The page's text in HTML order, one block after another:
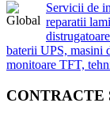
Servicii de
reparatii
baterii UPS, masini
monitoare TFT,
CONTRACTE